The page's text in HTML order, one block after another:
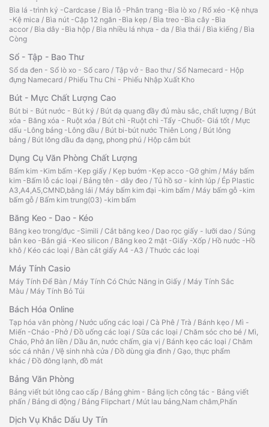
Bìa lá -trình ký -Cardcase / Bìa lỗ -Phân trang -Bìa lò xo / Rổ xéo -Kệ nhựa
-Kệ mica / Bìa nút -Cặp 12 ngăn -Bìa kẹp / Bìa treo -Bìa cây -Bìa
accor / Bìa dây -Bìa hộp / Bìa nhiều lá nhựa - da / Bìa thái / Bìa kiếng / Bìa
Còng
Sổ - Tập - Bao Thư
Sổ da đen - Sổ lò xo - Sổ caro / Tập vở - Bao thư/ Sổ Namecard - Hộp
đựng Namecard / Phiếu Thu Chi - Phiếu Nhập Xuất Kho
Bút - Mực Chất Lượng Cao
Bút bi - Bút nước - Bút ký / Bút dạ quang đầy đủ màu sắc, chất lượng / Bút
xóa - Băng xóa - Ruột xóa / Bút chì -Ruột chì -Tẩy -Chuốt- Giá tốt / Mực
dấu -Lông bảng -Lông dầu / Bút bi-bút nước Thiên Long / Bút lông
bảng / Bút lông dầu đa dạng, phong phú / Hộp cắm bút
Dụng Cụ Văn Phòng Chất Lượng
Bấm kim -Kim bấm -Kẹp giấy / Kẹp bướm -Kẹp acco -Gỡ ghim / Máy bấm
kim -Bấm lỗ các loại / Bảng tên - dây đeo / Tủ hồ sơ - kính lúp / Ép Plastic
A3,A4,A5,CMND,bằng lái / Máy bấm kim đại -kim bấm / Máy bấm gỗ -kim
bấm gỗ / Bấm kim trung(03) -kim bấm
Băng Keo - Dao - Kéo
Băng keo trong/đục -Simili / Cắt băng keo / Dao rọc giấy - lưỡi dao / Súng
bắn keo -Bắn giá -Keo silicon / Băng keo 2 mặt -Giấy -Xốp / Hồ nước -Hồ
khô / Kéo các loại / Bàn cắt giấy A4 -A3 / Thước các loại
Máy Tính Casio
Máy Tính Để Bàn / Máy Tính Có Chức Năng in Giấy / Máy Tính Sắc
Màu / Máy Tính Bỏ Túi
Bách Hóa Online
Tạp hóa văn phòng / Nước uống các loại / Cà Phê / Trà / Bánh kẹo / Mì -
Miến -Cháo -Phở /Đồ uống các loại / Sữa các loại / Chăm sóc cho bé / Mì,
Cháo, Phở ăn liền / Dầu ăn, nước chấm, gia vị / Bánh kẹo các loại / Chăm
sóc cá nhân / Vệ sinh nhà cửa /Đồ dùng gia đình / Gạo, thực phẩm
khác /Đồ đông lạnh, đồ mát
Bảng Văn Phòng
Bảng viết bút lông cao cấp / Bảng ghim - Bảng lịch công tác - Bảng viết
phấn / Bảng di động / Bảng Flipchart / Mút lau bảng,Nam châm,Phấn
Dịch Vụ Khắc Dấu Uy Tín